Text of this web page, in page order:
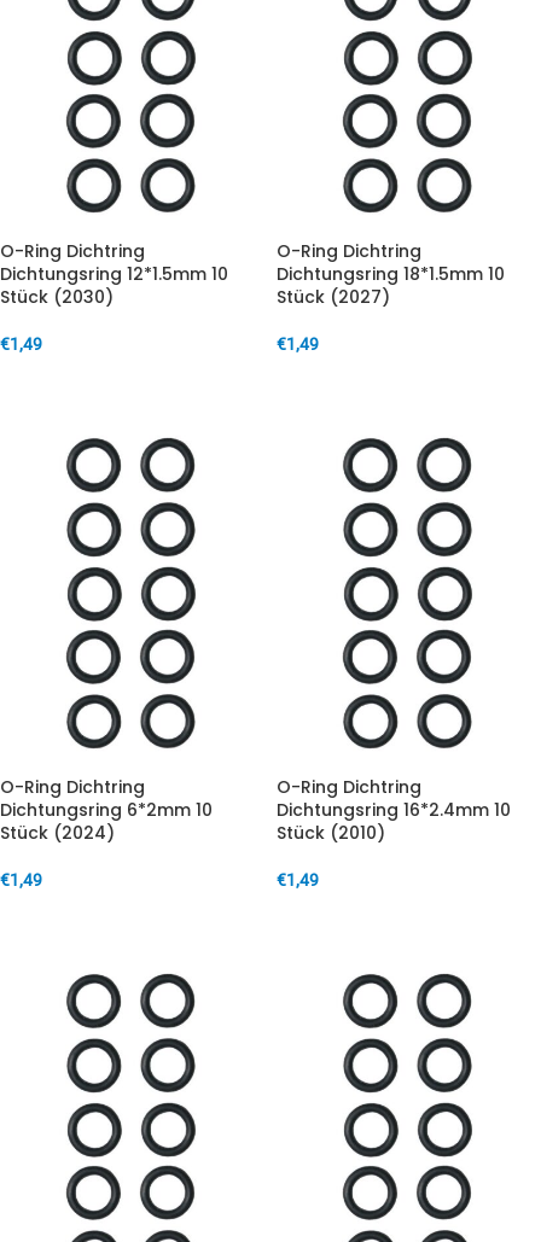
O-Ring Dichtring
Dichtungsring 12*1.5mm 10
Stück (2030)
€1,49
O-Ring Dichtring
Dichtungsring 18*1.5mm 10
Stück (2027)
€1,49
O-Ring Dichtring
Dichtungsring 6*2mm 10
Stück (2024)
€1,49
O-Ring Dichtring
Dichtungsring 16*2.4mm 10
Stück (2010)
€1,49